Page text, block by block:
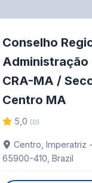
Conselho
Administração
CRA-MA /
Centro MA
5,0 (0)
Centro, Imperatriz
65900-410, Brazil